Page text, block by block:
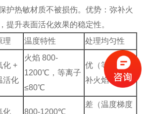
护热敏材质不被损伤。优势：弥补火
提升表面活化效果的稳定性。
理 温度特性 处理均匀性
化 +
活化
火焰 800-
1200℃，等离子
≤80℃
优（等离子弥
补火焰不均）
化 800-1200℃
差（温度梯度